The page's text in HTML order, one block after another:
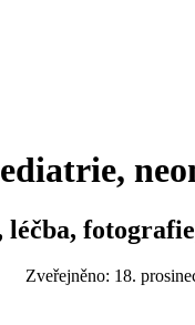
Zveřejněno: 18.